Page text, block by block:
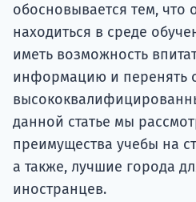
обосновывается тем, что
находиться в среде
иметь возможность
информацию и перенять
данной статье мы
преимущества учебы на
а также, лучшие города
иностранцев.